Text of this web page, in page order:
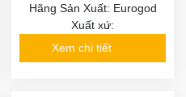
Hãng Sản Xuất: Eurogod
Xuất xứ:
Xem chi tiết